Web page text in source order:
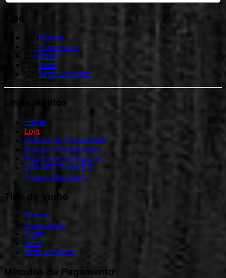
Tipo
Branco
Espumante
Rosé
Tinto
Tinto Evoluído
Links rápidos
Home
Loja
Política de Privacidade
Envios e Devoluções
Pagamentos Seguros
COLARES WINES
A outra Garrafeira
Tipo Vinho
Branco
Espumante
Rosé
Tinto
Tinto Evoluído
Métodos de Pagamento